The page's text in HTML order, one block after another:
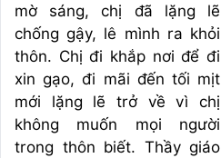
mờ sáng, chị đã lặng lẽ
chống gậy, lê mình ra khỏi
thôn. Chị đi khắp nơi để đi
xin gạo, đi mãi đến tối mịt
mới lặng lẽ trở về vì chị
không muốn mọi người
trong thôn biết. Thầy giáo